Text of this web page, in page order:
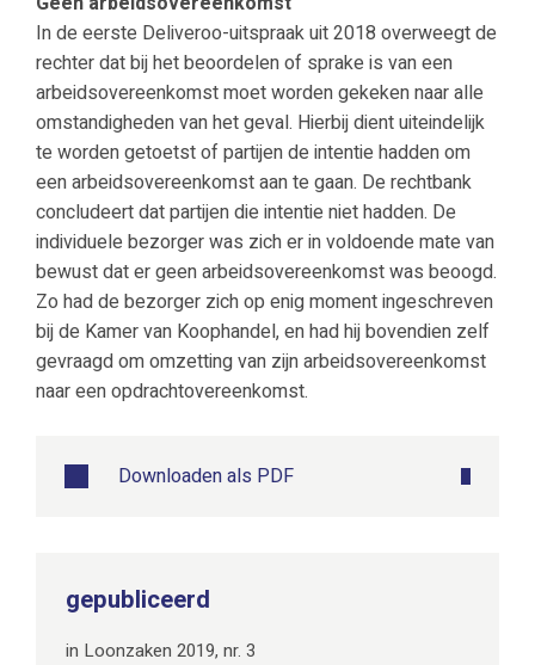
In de eerste Deliveroo-uitspraak uit 2018 overweegt de
rechter dat bij het beoordelen of sprake is van een
arbeidsovereenkomst moet worden gekeken naar alle
omstandigheden van het geval. Hierbij dient uiteindelijk
te worden getoetst of partijen de intentie hadden om
een arbeidsovereenkomst aan te gaan. De rechtbank
concludeert dat partijen die intentie niet hadden. De
individuele bezorger was zich er in voldoende mate van
bewust dat er geen arbeidsovereenkomst was beoogd.
Zo had de bezorger zich op enig moment ingeschreven
bij de Kamer van Koophandel, en had hij bovendien zelf
gevraagd om omzetting van zijn arbeidsovereenkomst
naar een opdrachtovereenkomst.
Downloaden als PDF
gepubliceerd
in Loonzaken 2019, nr. 3